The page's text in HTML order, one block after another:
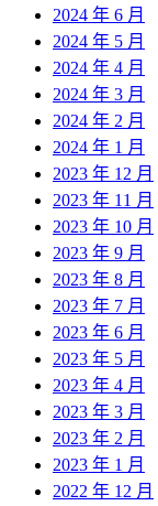
2024 年 6 月
2024 年 5 月
2024 年 4 月
2024 年 3 月
2024 年 2 月
2024 年 1 月
2023 年 12 月
2023 年 11 月
2023 年 10 月
2023 年 9 月
2023 年 8 月
2023 年 7 月
2023 年 6 月
2023 年 5 月
2023 年 4 月
2023 年 3 月
2023 年 2 月
2023 年 1 月
2022 年 12 月